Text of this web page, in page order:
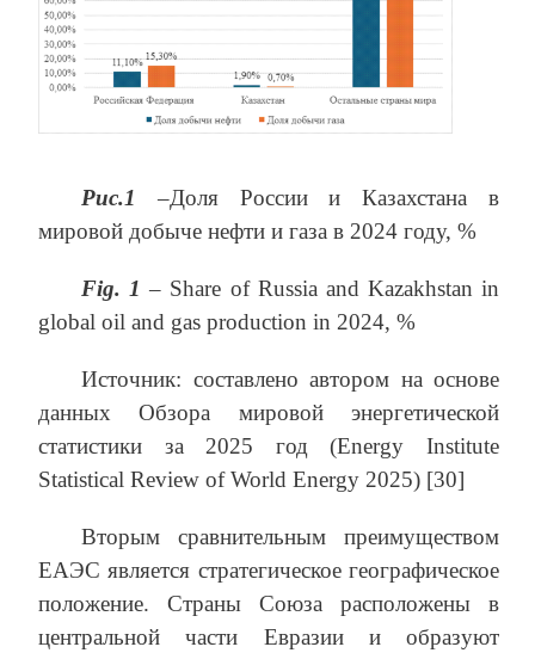
Рис.1
–Доля России и Казахстана в
мировой добыче нефти и газа в 2024 году, %
Fig. 1 – Share of Russia and Kazakhstan in
global oil and gas production in 2024, %
Источник: составлено автором на основе
данных Обзора мировой энергетической
статистики за 2025 год (Energy Institute
Statistical Review of World Energy 2025) [30]
Вторым сравнительным преимуществом
ЕАЭС является стратегическое географическое
положение. Страны Союза расположены в
центральной части Евразии и образуют